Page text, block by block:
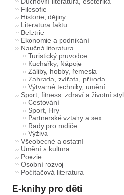
Filosofie
Historie, dějiny
Literatura faktu
Beletrie
Ekonomie a podnikání
Naučná literatura
Turistický pruvodce
Kuchařky, Nápoje
Záliby, hobby, řemesla
Zahrada, zvířata, příroda
Výtvarné techniky, umění
Sport, fitness, zdraví a životní styl
Cestování
Sport, Hry
Partnerské vztahy a sex
Rady pro rodiče
Výživa
Všeobecné a ostatní
Umění a kultura
Poezie
Osobní rozvoj
Počítačová literatura
E-knihy pro děti